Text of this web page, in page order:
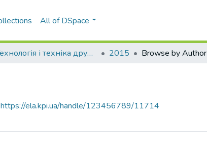
All of DSpace
Технологія і техніка друкарства 2015 Browse by Author
https://ela.kpi.ua/handle/123456789/11714